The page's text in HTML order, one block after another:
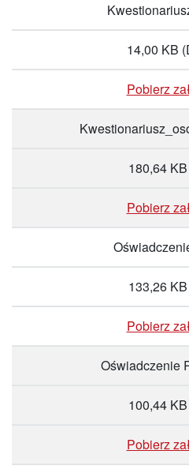
14,00 KB
Pobierz
180,64 KB
Pobierz
133,26 KB
Pobierz
Oświadczenie
100,44 KB
Pobierz